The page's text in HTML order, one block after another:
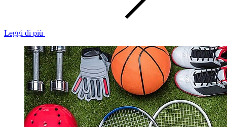
Leggi di più